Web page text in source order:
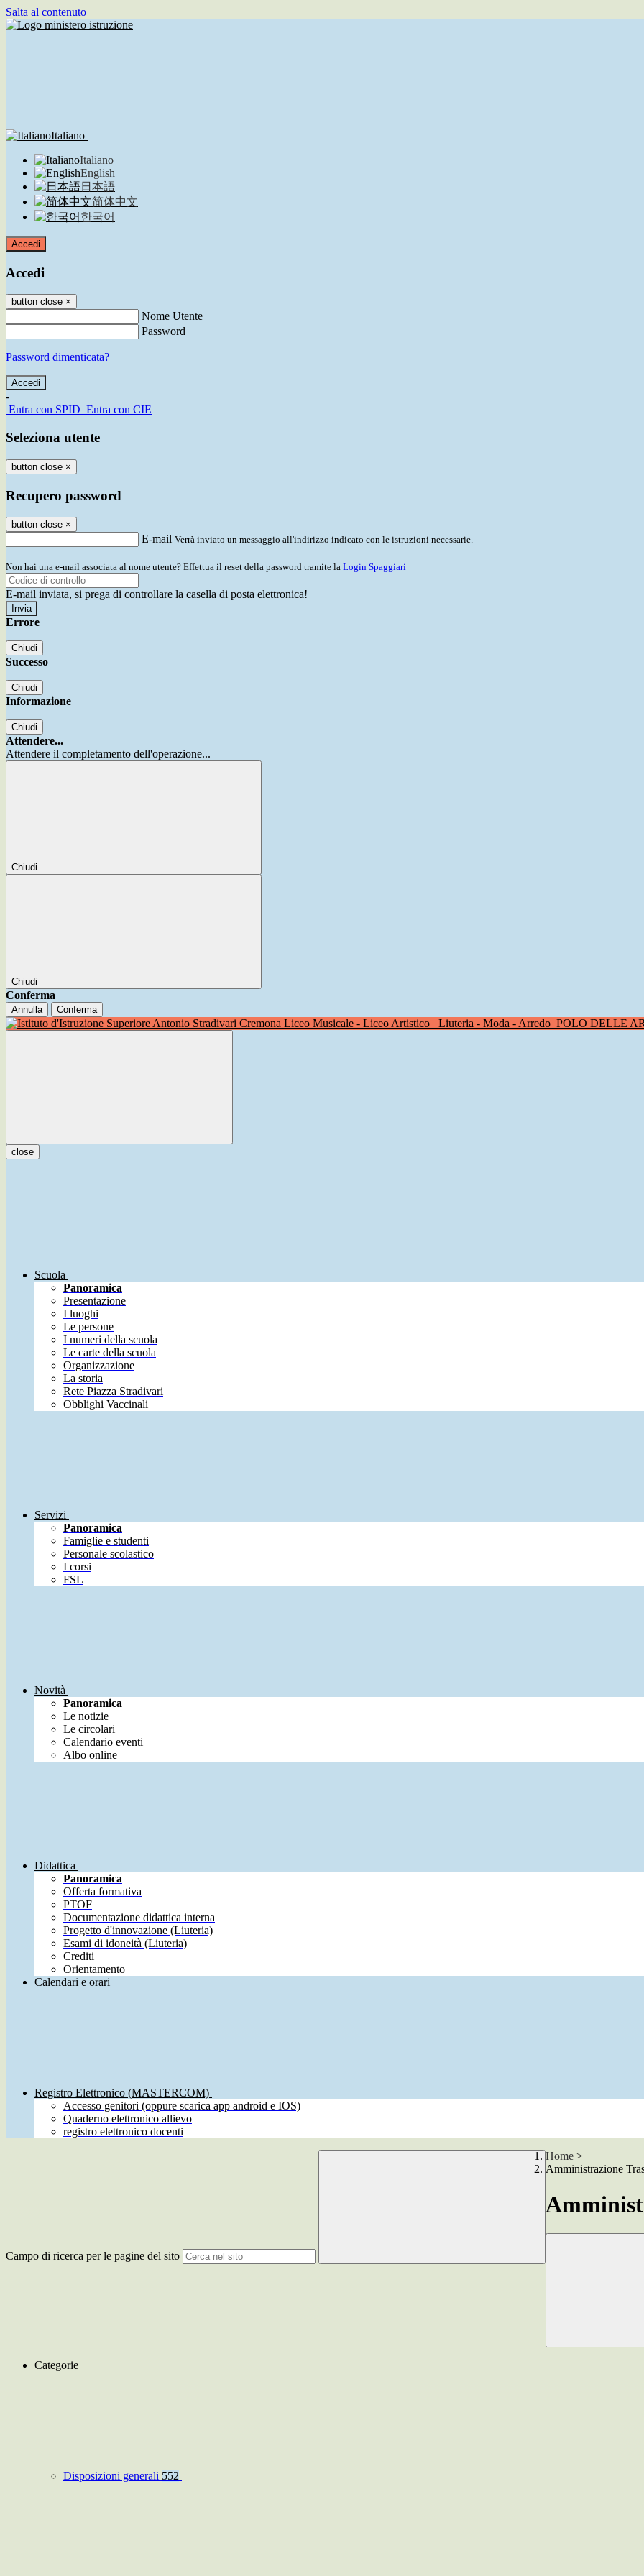
Salta al contenuto
Italiano
Italiano
English
日本語
简体中文
한국어
Accedi
Accedi
button close ×
Nome Utente
Password
Password dimenticata?
-
Entra con SPID Entra con CIE
Seleziona utente
button close ×
Recupero password
button close ×
E-mail Verrà inviato un messaggio all'indirizzo indicato con le istruzioni necessarie.
Non hai una e-mail associata al nome utente? Effettua il reset della password tramite la Login Spaggiari
E-mail inviata, si prega di controllare la casella di posta elettronica!
Errore
Chiudi
Successo
Chiudi
Informazione
Chiudi
Attendere...
Attendere il completamento dell'operazione...
Chiudi
Chiudi
Conferma
Annulla Conferma
Liceo Musicale - Liceo Artistico Liuteria - Moda - Arredo POLO DELLE
close
Scuola
Panoramica
Presentazione
I luoghi
Le persone
I numeri della scuola
Le carte della scuola
Organizzazione
La storia
Rete Piazza Stradivari
Obblighi Vaccinali
Servizi
Panoramica
Famiglie e studenti
Personale scolastico
I corsi
FSL
Novità
Panoramica
Le notizie
Le circolari
Calendario eventi
Albo online
Didattica
Panoramica
Offerta formativa
PTOF
Documentazione didattica interna
Progetto d'innovazione (Liuteria)
Esami di idoneità (Liuteria)
Crediti
Orientamento
Calendari e orari
Registro Elettronico (MASTERCOM)
Accesso genitori (oppure scarica app android e IOS)
Quaderno elettronico allievo
registro elettronico docenti
Campo di ricerca per le pagine del sito
Home >
Amministrazione
Categorie
Disposizioni generali 552